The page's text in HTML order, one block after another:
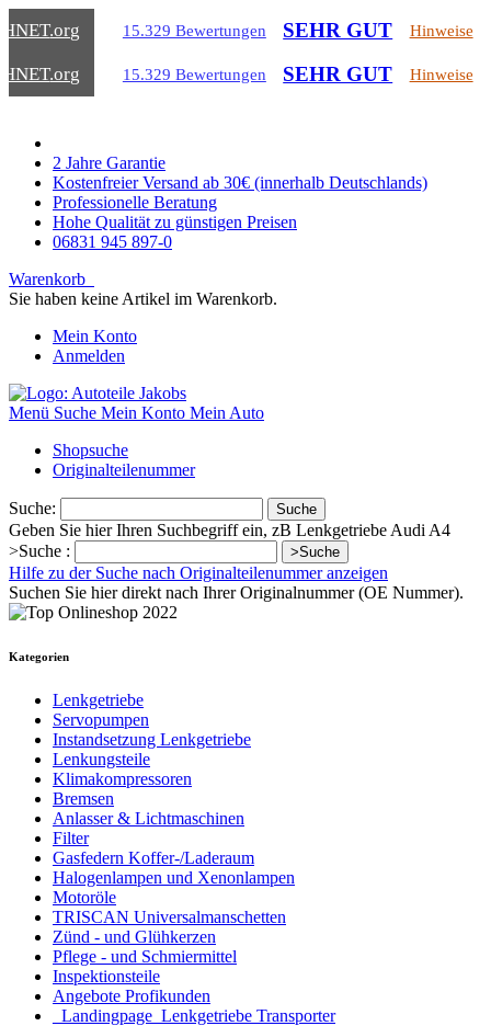
.org 15.329 Bewertungen SEHR GUT Hinweise
.org 15.329 Bewertungen SEHR GUT Hinweise
2 Jahre Garantie
Kostenfreier Versand ab 30€ (innerhalb Deutschlands)
Professionelle Beratung
Hohe Qualität zu günstigen Preisen
06831 945 897-0
Warenkorb
Sie haben keine Artikel im Warenkorb.
Mein Konto
Anmelden
Menü Suche Mein Konto Mein Auto
Shopsuche
Originalteilenummer
Suche: Suche
Geben Sie hier Ihren Suchbegriff ein, zB Lenkgetriebe Audi A4
>Suche :
>Suche
Hilfe zu der Suche nach Originalteilenummer anzeigen
Suchen Sie hier direkt nach Ihrer Originalnummer (OE Nummer).
Kategorien
Lenkgetriebe
Servopumpen
Instandsetzung Lenkgetriebe
Lenkungsteile
Klimakompressoren
Bremsen
Anlasser & Lichtmaschinen
Filter
Gasfedern Koffer-/Laderaum
Halogenlampen und Xenonlampen
Motoröle
TRISCAN Universalmanschetten
Zünd - und Glühkerzen
Pflege - und Schmiermittel
Inspektionsteile
Angebote Profikunden
_Landingpage_Lenkgetriebe Transporter